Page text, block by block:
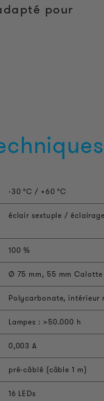
pour
-30 °C / +60 °C
éclair sextuple /
100 %
Ø 75 mm, 55 mm
Polycarbonate, intérieur
Lampes : >50.000 h
0,003 A
pré-câblé (câble 1 m)
16 LEDs